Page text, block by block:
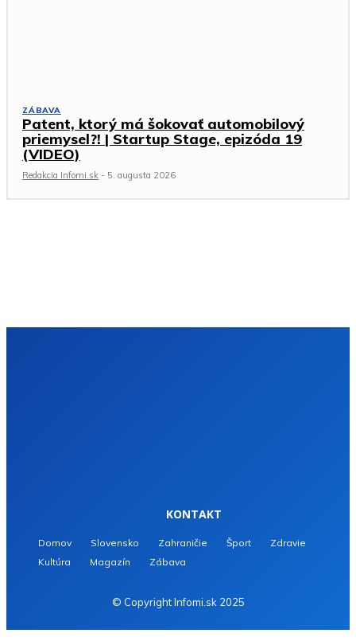
ZÁBAVA
Patent, ktorý má šokovať automobilový
priemysel?! | Startup Stage, epizóda 19
(VIDEO)
Redakcia Infomi.sk - 5. augusta 2026
KONTAKT
Domov Slovensko Zahraničie Šport
Zdravie
Kultúra
Magazín Zábava
© Copyright Infomi.sk 2025